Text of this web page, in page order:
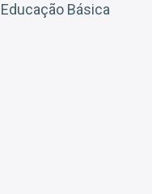
Básica